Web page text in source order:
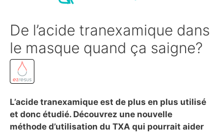
De l’acide tranexamique dans
le masque quand ça saigne?
L’acide tranexamique est de plus en plus utilisé
et donc étudié. Découvrez une nouvelle
méthode d’utilisation du TXA qui pourrait aider